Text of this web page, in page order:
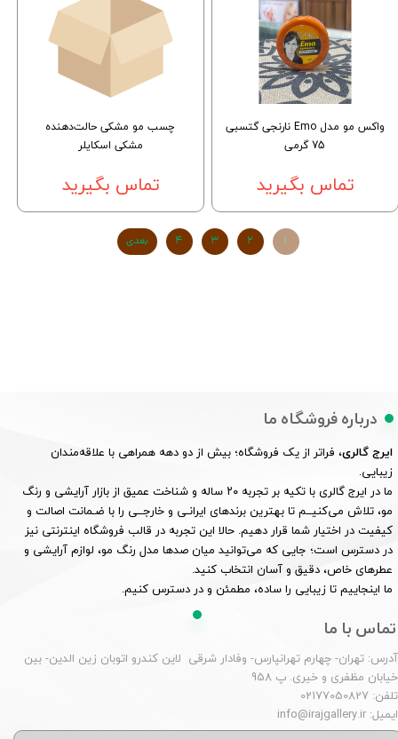
واکس مو مدل Emo نارنجی گتسبی
75 گرمی
تماس بگیرید
چسب مو مشکی حالت‌دهنده
مشکی اسکایلر
تماس بگیرید
۱ ۲ ۳ ۴ بعدی
درباره فروشگاه ما
ایرج گالری، فراتر از یک فروشگاه؛ بیش از دو دهه همراهی با علاقه‌مندان
زیبایی.
ما در ایرج گالری با تکیه بر تجربه ۲۰ ساله و شناخت عمیق از بازار آرایشی و رنگ
مو، تلاش می‌کنیــم تا بهترین برندهای ایرانـی و خارجــی را با ضـمانت اصالت و
کیفیت در اختیار شما قرار دهیم. حالا این تجربه در قالب فروشگاه اینترنتی نیز
در دسترس است؛ جایی که می‌توانید میان صدها مدل رنگ مو، لوازم آرایشی و
عطرهای خاص، دقیق و آسان انتخاب کنید.
ما اینجاییم تا زیبایی را ساده، مطمئن و در دسترس کنیم.
تماس با ما
آدرس: تهران- چهارم تهرانپارس- وفادار شرقی لاین کندرو اتوبان زین الدین- بین
خیابان مظفری و خیری. پ 958
تلفن: 02177050827
ایمیل: info@irajgallery.ir